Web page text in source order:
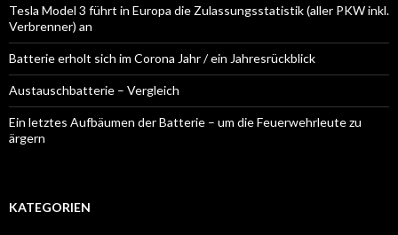
Tesla Model 3 führt in Europa die Zulassungsstatistik (aller PKW inkl.
Verbrenner) an
Batterie erholt sich im Corona Jahr / ein Jahresrückblick
Austauschbatterie – Vergleich
Ein letztes Aufbäumen der Batterie – um die Feuerwehrleute zu
ärgern
KATEGORIEN